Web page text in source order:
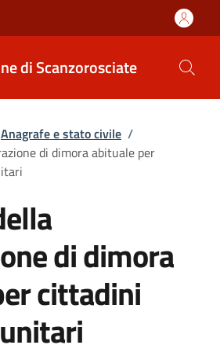
di Scanzorosciate
Anagrafe e stato civile /
di dimora abituale per
di dimora
cittadini